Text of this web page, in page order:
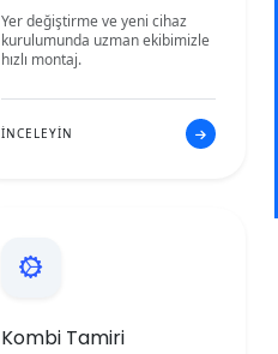
Yer değiştirme ve yeni cihaz
kurulumunda uzman ekibimizle
hızlı montaj.
İNCELEYİN
Kombi Tamiri